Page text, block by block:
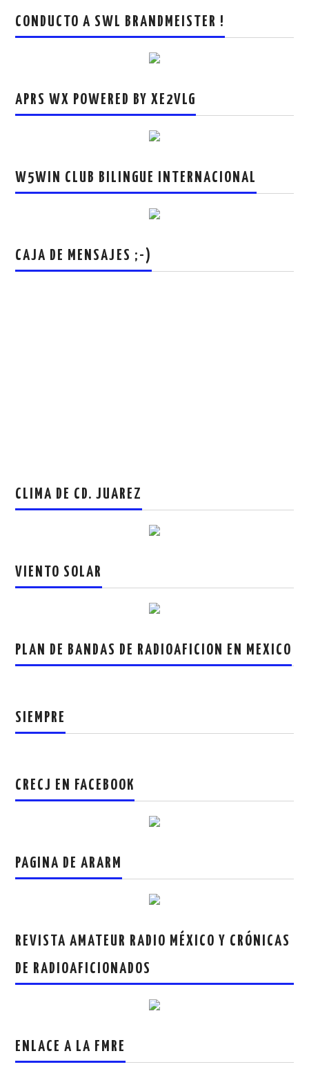
CONDUCTO A SWL BRANDMEISTER !
APRS WX POWERED BY XE2VLG
W5WIN CLUB BILINGUE INTERNACIONAL
CAJA DE MENSAJES ;-)
CLIMA DE CD. JUAREZ
VIENTO SOLAR
PLAN DE BANDAS DE RADIOAFICION EN MEXICO
SIEMPRE
CRECJ EN FACEBOOK
PAGINA DE ARARM
REVISTA AMATEUR RADIO MÉXICO Y CRÓNICAS
DE RADIOAFICIONADOS
ENLACE A LA FMRE